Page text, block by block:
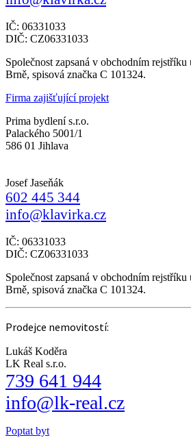
IČ: 06331033
DIČ: CZ06331033
Společnost zapsaná v obchodním
Brně, spisová značka C 101324.
Firma zajišťující projekt
Prima bydlení s.r.o.
Palackého 5001/1
586 01 Jihlava
Josef Jaseňák
602 445 344
info@klavirka.cz
IČ: 06331033
DIČ: CZ06331033
Společnost zapsaná v obchodním
Brně, spisová značka C 101324.
Prodejce nemovitostí:
Lukáš Koděra
LK Real s.r.o.
739 641 944
info@lk-real.cz
Poptat byt